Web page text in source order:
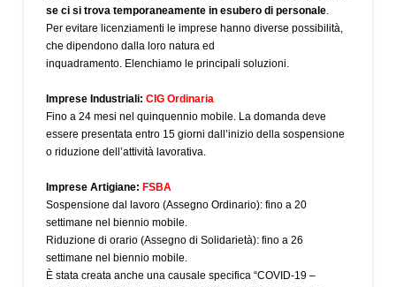
se ci si trova temporaneamente in esubero di personale.
Per evitare licenziamenti le imprese hanno diverse possibilità,
che dipendono dalla loro natura ed
inquadramento. Elenchiamo le principali soluzioni.
Imprese Industriali: CIG Ordinaria
Fino a 24 mesi nel quinquennio mobile. La domanda deve
essere presentata entro 15 giorni dall’inizio della sospensione
o riduzione dell’attività lavorativa.
Imprese Artigiane: FSBA
Sospensione dal lavoro (Assegno Ordinario): fino a 20
settimane nel biennio mobile.
Riduzione di orario (Assegno di Solidarietà): fino a 26
settimane nel biennio mobile.
È stata creata anche una causale specifica “COVID-19 –